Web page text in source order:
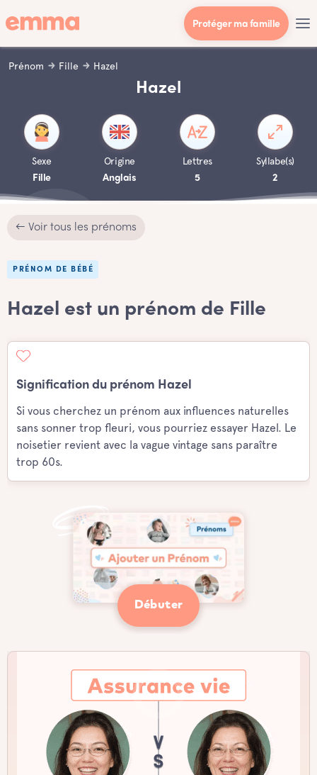
Protéger ma famille
Prénom Fille Hazel
Hazel
Sexe
Fille
Origine
Anglais
Lettres
5
Syllabe(s)
2
← Voir tous les prénoms
PRÉNOM DE BÉBÉ
Hazel est un prénom de Fille
Signification du prénom Hazel
Si vous cherchez un prénom aux influences naturelles
sans sonner trop fleuri, vous pourriez essayer Hazel. Le
noisetier revient avec la vague vintage sans paraître
trop 60s.
Débuter